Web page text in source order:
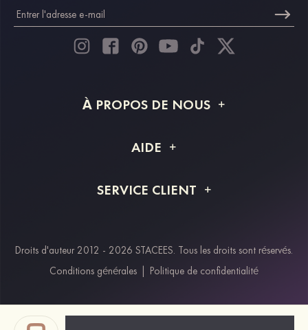
À PROPOS DE NOUS
Livraison
AIDE
Retour et remboursement
SERVICE CLIENT
Modes de paiement
Klarna
Paypal
Droits d'auteur 2012 - 2026 STACEES. Tous les droits sont réservés.
Conditions générales
Politique de confidentialité